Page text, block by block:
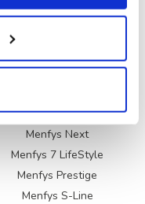
Menfys Next
Menfys 7 LifeStyle
Menfys Prestige
Menfys S-Line